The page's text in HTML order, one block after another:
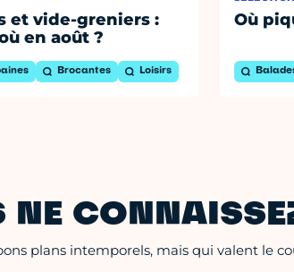
et vide-greniers :
en août ?
Brocantes Loisirs
Où
NE
plans intemporels, mais qui valent le